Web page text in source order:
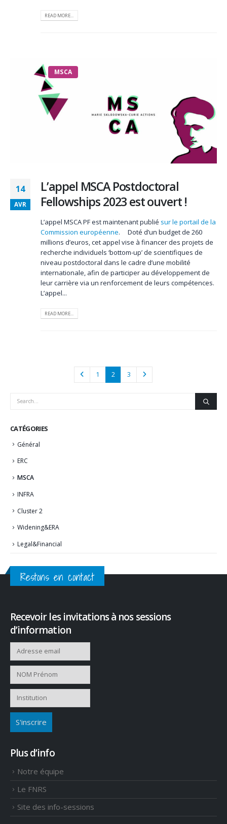
READ MORE...
14
AVR
L’appel MSCA Postdoctoral
Fellowships 2023 est ouvert !
L’appel MSCA PF est maintenant publié sur le portail de la
Commission européenne. Doté d’un budget de 260
millions d’euros, cet appel vise à financer des projets de
recherche individuels ‘bottom-up’ de scientifiques de
niveau postdoctoral dans le cadre d’une mobilité
internationale, afin de participer au développement de
leur carrière via un renforcement de leurs compétences.
L’appel...
MSCA
READ MORE...
1 2 3
CATÉGORIES
Général
ERC
MSCA
INFRA
Cluster 2
Widening&ERA
Legal&Financial
Restons en contact
Recevoir les invitations à nos sessions
d’information
Plus d’info
Notre équipe
Le FNRS
Site des info-sessions